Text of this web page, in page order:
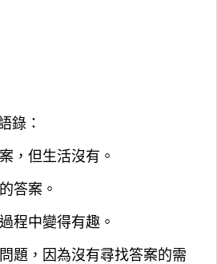
錄：
，但生活沒有。
答案。
程中變得有趣。
題，因為沒有尋找答案的需